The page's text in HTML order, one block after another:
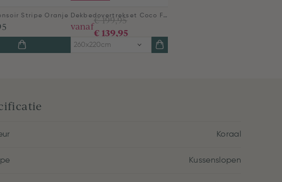
Stripe Oranje Dekbedovertrekset Coco Flower Koraal
vanaf
€ 199,95
€ 139,95
260x220cm
Koraal
Kussenslopen